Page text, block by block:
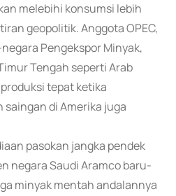
melebihi konsumsi lebih
geopolitik. Anggota OPEC,
Pengekspor Minyak,
Tengah seperti Arab
tepat ketika
di Amerika juga
pasokan jangka pendek
negara Saudi Aramco baru-
minyak mentah andalannya